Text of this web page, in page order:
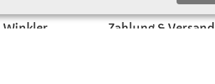
Winkler
Zahlung & Versand